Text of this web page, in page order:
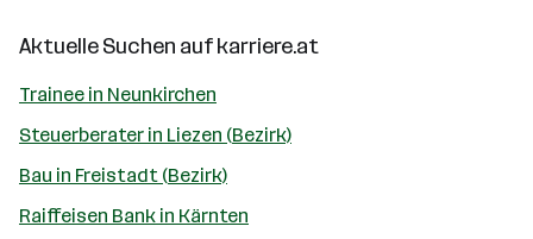
Aktuelle Suchen aufkarriere.at
Trainee in Neunkirchen
Steuerberater in Liezen (Bezirk)
Bau in Freistadt (Bezirk)
Raiffeisen Bank in Kärnten